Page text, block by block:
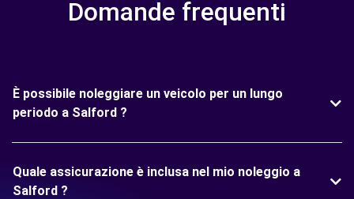
Domande frequenti
È possibile noleggiare un veicolo per un lungo
periodo a Salford ?
Quale assicurazione è inclusa nel mio noleggio a
Salford ?